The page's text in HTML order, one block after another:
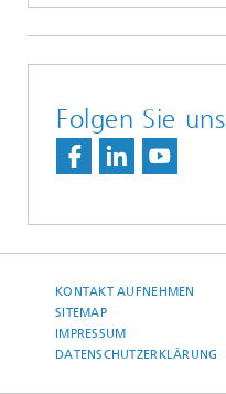
Folgen Sie uns
KONTAKT AUFNEHMEN
SITEMAP
IMPRESSUM
DATENSCHUTZERKLÄRUNG